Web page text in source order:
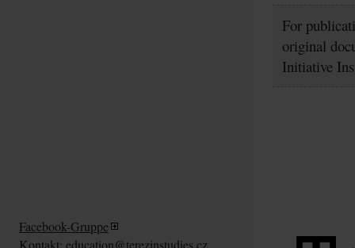
For
original
Initiative
Facebook-Gruppe
Kontakt: education@terezinstudies.cz